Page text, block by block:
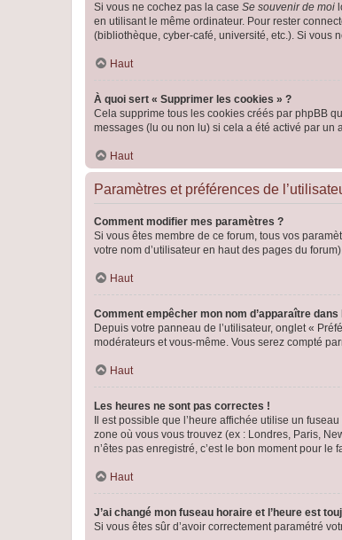
Si vous ne cochez pas la case Se souvenir de moi
en utilisant le même ordinateur. Pour rester
(bibliothèque, cyber-café, université, etc.). Si vous
Haut
À quoi sert « Supprimer les cookies » ?
Cela supprime tous les cookies créés par phpBB
messages (lu ou non lu) si cela a été activé par
Haut
Paramètres et préférences de
Comment modifier mes paramètres ?
Si vous êtes membre de ce forum, tous vos
votre nom d’utilisateur en haut des pages du
Haut
Comment empêcher mon nom d’apparaître
Depuis votre panneau de l’utilisateur, onglet «
modérateurs et vous-même. Vous serez compté
Haut
Les heures ne sont pas correctes !
Il est possible que l’heure affichée utilise un
zone où vous vous trouvez (ex : Londres, Paris,
n’êtes pas enregistré, c’est le bon moment pour le
Haut
J’ai changé mon fuseau horaire et l’heure est
Si vous êtes sûr d’avoir correctement paramétré